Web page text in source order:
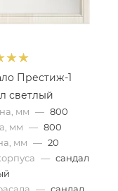
Престиж-1
светлый
мм — 800
мм — 800
мм — 20
— сандал